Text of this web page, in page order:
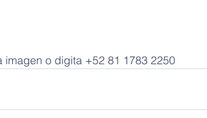
imagen o digita +52 81 1783 2250